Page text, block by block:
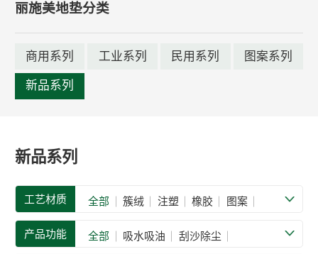
丽施美地垫分类
商用系列 工业系列 民用系列 图案系列
新品系列
新品系列
工艺材质 全部 簇绒 注塑 橡胶 图案
产品功能 全部 吸水吸油 刮沙除尘